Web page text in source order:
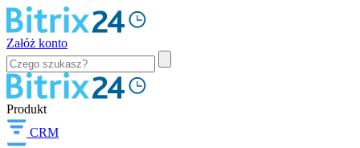
Załóż konto
Produkt
CRM